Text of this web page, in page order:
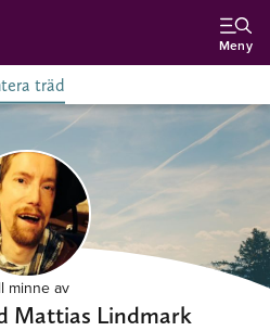
Meny
träd
minne av
Mattias Lindmark